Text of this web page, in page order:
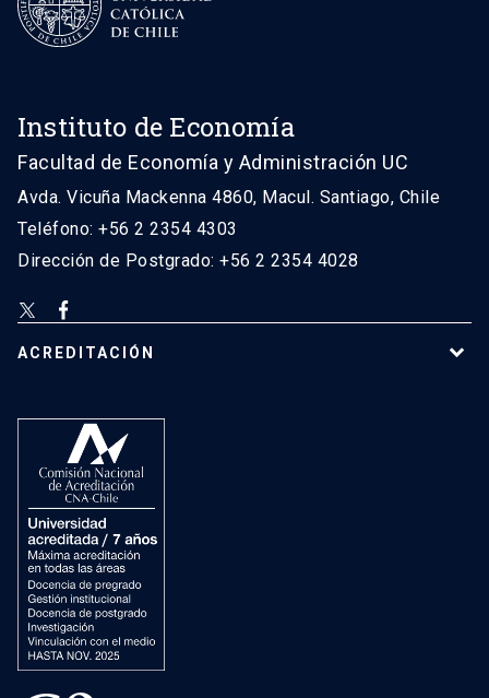
Instituto de Economía
Facultad de Economía y Administración UC
Avda. Vicuña Mackenna 4860, Macul. Santiago, Chile
Teléfono: +56 2 2354 4303
Dirección de Postgrado: +56 2 2354 4028
ACREDITACIÓN